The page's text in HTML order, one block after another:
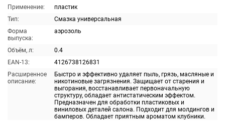
Применение:
пластик
Тип:
Смазка универсальная
Форма
выпуска:
аэрозоль
Объём, л:
0.4
EAN-13:
4126738126831
Расширенное
описание:
Быстро и эффективно удаляет пыль, грязь, масляные и
никотиновые загрязнения. Защищает от старения и
выгорания, восстанавливает первоначальную
структуру, обладает антистатическим эффектом.
Предназначен для обработки пластиковых и
виниловых деталей салона. Подходит для молдингов и
бамперов. Обладает приятным ароматом клубники.